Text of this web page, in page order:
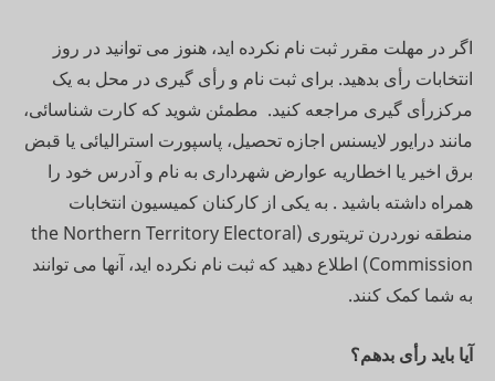
اگر در مهلت مقرر ثبت نام نکرده اید، هنوز می توانید در روز
انتخابات رأی بدهید. برای ثبت نام و رأی گیری در محل به یک
مرکزرأی گیری مراجعه کنید. مطمئن شوید که کارت شناسائی،
مانند درایور لایسنس اجازه تحصیل، پاسپورت استرالیائی یا قبض
برق اخیر یا اخطاریه عوارض شهرداری به نام و آدرس خود را
همراه داشته باشید . به یکی از کارکنان کمیسیون انتخابات
منطقه نوردرن تریتوری (the Northern Territory Electoral
Commission) اطلاع دهید که ثبت نام نکرده اید، آنها می توانند
به شما کمک کنند.
آیا باید رأی بدهم؟